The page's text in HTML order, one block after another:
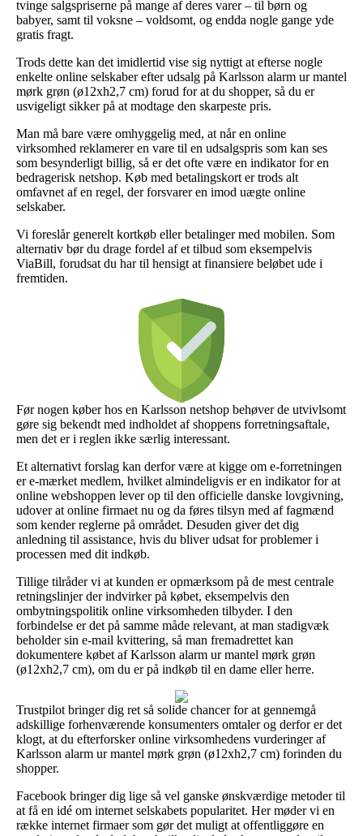
tvinge salgspriserne på mange af deres varer – til børn og
babyer, samt til voksne – voldsomt, og endda nogle gange yde
gratis fragt.
Trods dette kan det imidlertid vise sig nyttigt at efterse nogle
enkelte online selskaber efter udsalg på Karlsson alarm ur mantel
mørk grøn (ø12xh2,7 cm) forud for at du shopper, så du er
usvigeligt sikker på at modtage den skarpeste pris.
Man må bare være omhyggelig med, at når en online
virksomhed reklamerer en vare til en udsalgspris som kan ses
som besynderligt billig, så er det ofte være en indikator for en
bedragerisk netshop. Køb med betalingskort er trods alt
omfavnet af en regel, der forsvarer en imod uægte online
selskaber.
Vi foreslår generelt kortkøb eller betalinger med mobilen. Som
alternativ bør du drage fordel af et tilbud som eksempelvis
ViaBill, forudsat du har til hensigt at finansiere beløbet ude i
fremtiden.
Før nogen køber hos en Karlsson netshop behøver de utvivlsomt
gøre sig bekendt med indholdet af shoppens forretningsaftale,
men det er i reglen ikke særlig interessant.
Et alternativt forslag kan derfor være at kigge om e-forretningen
er e-mærket medlem, hvilket almindeligvis er en indikator for at
online webshoppen lever op til den officielle danske lovgivning,
udover at online firmaet nu og da føres tilsyn med af fagmænd
som kender reglerne på området. Desuden giver det dig
anledning til assistance, hvis du bliver udsat for problemer i
processen med dit indkøb.
Tillige tilråder vi at kunden er opmærksom på de mest centrale
retningslinjer der indvirker på købet, eksempelvis den
ombytningspolitik online virksomheden tilbyder. I den
forbindelse er det på samme måde relevant, at man stadigvæk
beholder sin e-mail kvittering, så man fremadrettet kan
dokumentere købet af Karlsson alarm ur mantel mørk grøn
(ø12xh2,7 cm), om du er på indkøb til en dame eller herre.
Trustpilot bringer dig ret så solide chancer for at gennemgå
adskillige forhenværende konsumenters omtaler og derfor er det
klogt, at du efterforsker online virksomhedens vurderinger af
Karlsson alarm ur mantel mørk grøn (ø12xh2,7 cm) forinden du
shopper.
Facebook bringer dig lige så vel ganske ønskværdige metoder til
at få en idé om internet selskabets popularitet. Her møder vi en
række internet firmaer som gør det muligt at offentliggøre en